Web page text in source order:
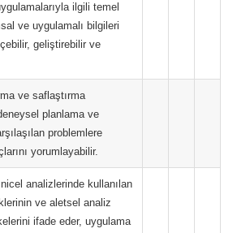
ilgili temel
ve uygulamalı bilgileri
geliştirebilir ve
ve saflaştırma
planlama ve
problemlere
yorumlayabilir.
analizlerinde kullanılan
ve aletsel analiz
ifade eder, uygulama